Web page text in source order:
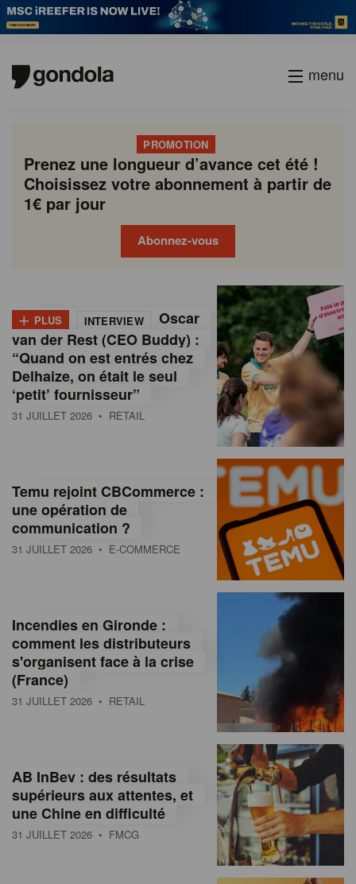
menu
PROMOTION
Prenez une longueur d’avance cet été !
Choisissez votre abonnement à partir de
1€ par jour
Abonnez-vous
o
n
d
o
M
a
g
n
e
n
o
+ PLUS INTERVIEW
Oscar
van der Rest (CEO Buddy) :
“Quand on est entrés chez
Delhaize, on était le seul
‘petit’ fournisseur”
31 JUILLET 2026 • RETAIL
Temu rejoint CBCommerce :
une opération de
communication ?
31 JUILLET 2026 • E-COMMERCE
Incendies en Gironde :
comment les distributeurs
s'organisent face à la crise
(France)
31 JUILLET 2026 • RETAIL
AB InBev : des résultats
supérieurs aux attentes, et
une Chine en difficulté
31 JUILLET 2026 • FMCG